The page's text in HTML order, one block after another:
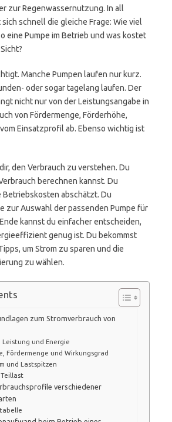
zur Regenwassernutzung. In all
schnell die gleiche Frage: Wie viel
eine Pumpe im Betrieb und was kostet
Manche Pumpen laufen nur kurz.
oder sogar tagelang laufen. Der
nicht nur von der Leistungsangabe in
von Fördermenge, Förderhöhe,
Einsatzprofil ab. Ebenso wichtig ist
den Verbrauch zu verstehen. Du
berechnen kannst. Du
Betriebskosten abschätzt. Du
zur Auswahl der passenden Pumpe für
kannst du einfacher entscheiden,
genug ist. Du bekommst
um Strom zu sparen und die
zu wählen.
zum Stromverbrauch von
Leistung und Energie
Fördermenge und Wirkungsgrad
und Lastspitzen
verschiedener